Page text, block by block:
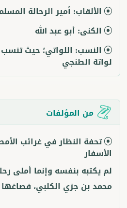
الألقاب: أمير الرحالة
الكنى: أبو عبد الله
النسب: اللواتي؛ حيث
لواتة الطنجي
من المؤلفات
تحفة النظار في غرائب
الأسفار
لم يكتبه بنفسه وإنما أملى
محمد بن جزي الكلبي،